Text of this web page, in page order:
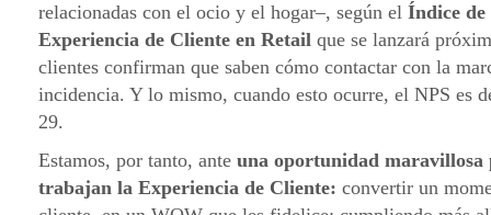
relacionadas con el ocio y el hogar–, según el Índice
Experiencia de Cliente en Retail que se lanzará
clientes confirman que saben cómo contactar con la
incidencia. Y lo mismo, cuando esto ocurre, el NPS es
29.
Estamos, por tanto, ante una oportunidad maravillosa
trabajan la Experiencia de Cliente: convertir un